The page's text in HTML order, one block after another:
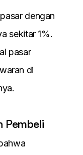
dengan
sekitar 1%.
pasar
di
Pembeli